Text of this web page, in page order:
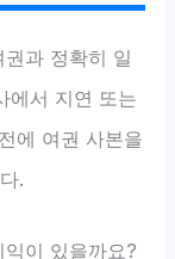
과 정확히 일
에서 지연 또는
에 여권 사본을
.
이 있을까요?